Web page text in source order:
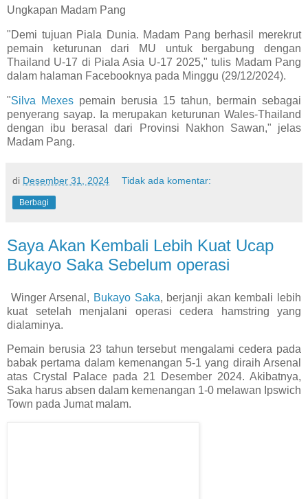
Ungkapan Madam Pang
"Demi tujuan Piala Dunia. Madam Pang berhasil merekrut
pemain keturunan dari MU untuk bergabung dengan
Thailand U-17 di Piala Asia U-17 2025," tulis Madam Pang
dalam halaman Facebooknya pada Minggu (29/12/2024).
"Silva Mexes pemain berusia 15 tahun, bermain sebagai
penyerang sayap. Ia merupakan keturunan Wales-Thailand
dengan ibu berasal dari Provinsi Nakhon Sawan," jelas
Madam Pang.
di Desember 31, 2024 Tidak ada komentar:
Berbagi
Saya Akan Kembali Lebih Kuat Ucap
Bukayo Saka Sebelum operasi
Winger Arsenal, Bukayo Saka, berjanji akan kembali lebih
kuat setelah menjalani operasi cedera hamstring yang
dialaminya.
Pemain berusia 23 tahun tersebut mengalami cedera pada
babak pertama dalam kemenangan 5-1 yang diraih Arsenal
atas Crystal Palace pada 21 Desember 2024. Akibatnya,
Saka harus absen dalam kemenangan 1-0 melawan Ipswich
Town pada Jumat malam.